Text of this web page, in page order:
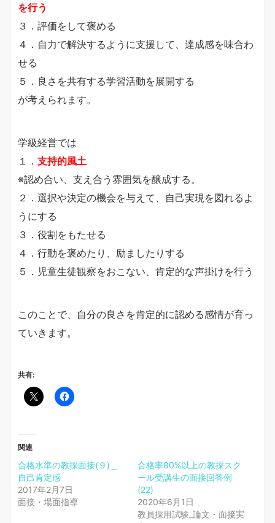
を行う
３．評価をして褒める
４．自力で解決するように支援して、達成感を味合わ
せる
５．良さを共有する学習活動を展開する
が考えられます。
学級経営では
１． 支持的風土
※認め合い、支え合う雰囲気を醸成する。
２．選択や決定の機会を与えて、自己実現を図れるよ
うにする
３．役割をもたせる
４．行動を褒めたり、励ましたりする
５．児童生徒観察をおこない、肯定的な声掛けを行う
このことで、自分の良さを肯定的に認める感情が育っ
ていきます。
共有:
関連
合格水準の教採面接(９)＿
自己肯定感
2017年2月7日
面接・場面指導
合格率80%以上の教採スク
ール受講生の面接回答例
(22)
2020年6月1日
教員採用試験_論文・面接実